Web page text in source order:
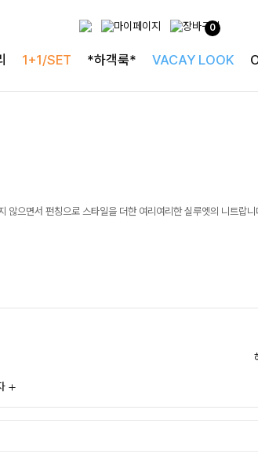
0
1+1/SET *하객룩* VACAY LOOK
않으면서 펀칭으로 스타일을 더한 여리여리한 실루엣의 니트랍니